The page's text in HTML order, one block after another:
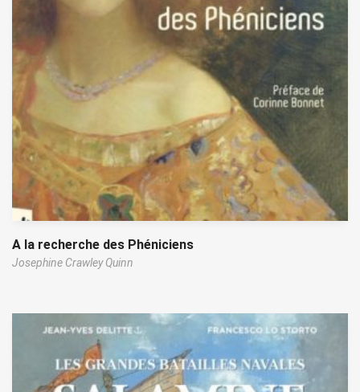
A la recherche des Phéniciens
Josephine Crawley Quinn